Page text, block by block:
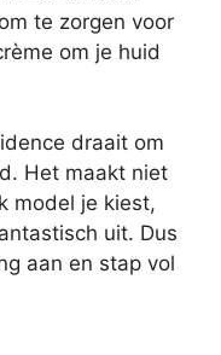
te zorgen voor
om je huid
draait om
Het maakt niet
model je kiest,
uit. Dus
aan en stap vol